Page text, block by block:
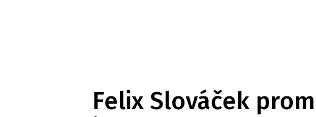
Felix Slováček